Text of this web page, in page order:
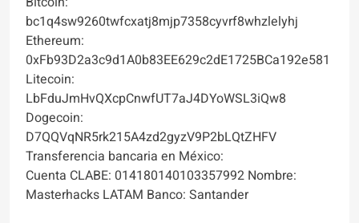
bc1q4sw9260twfcxatj8mjp7358cyvrf8whzlelyhj
Ethereum:
0xFb93D2a3c9d1A0b83EE629c2dE1725BCa192e581
Litecoin:
LbFduJmHvQXcpCnwfUT7aJ4DYoWSL3iQw8
Dogecoin:
D7QQVqNR5rk215A4zd2gyzV9P2bLQtZHFV
Transferencia bancaria en México:
Cuenta CLABE: 014180140103357992 Nombre:
Masterhacks LATAM Banco: Santander